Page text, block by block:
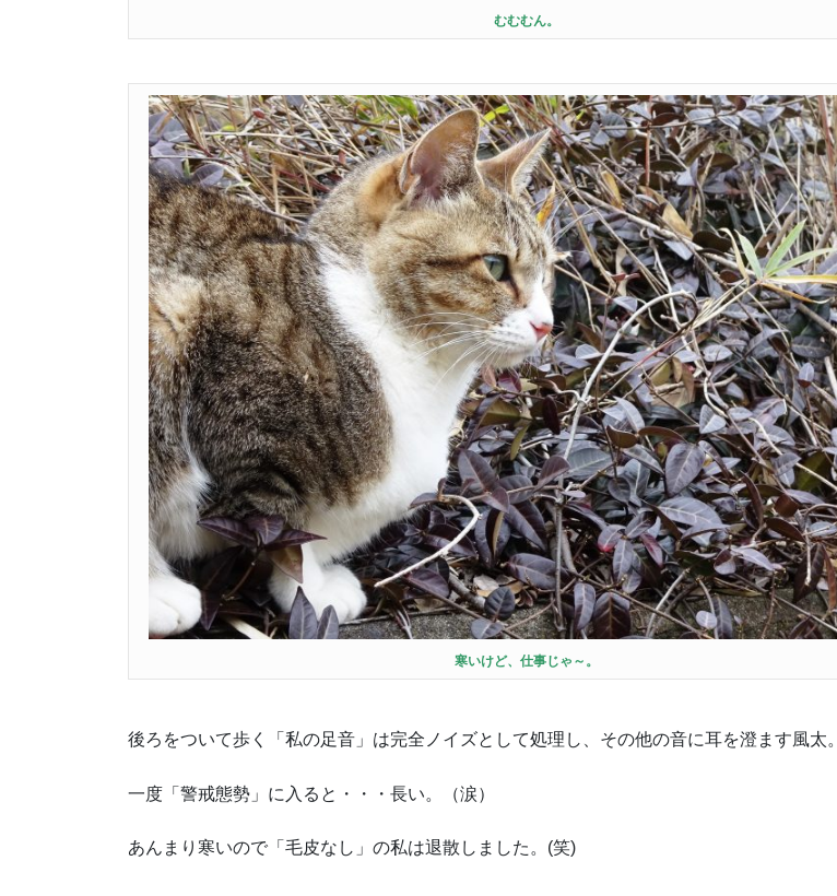
むむむん。
寒いけど、仕事じゃ～。
後ろをついて歩く「私の足音」は完全ノイズとして処理し、その他の音に耳を澄ます風太。
一度「警戒態勢」に入ると・・・長い。（涙）
あんまり寒いので「毛皮なし」の私は退散しました。(笑)